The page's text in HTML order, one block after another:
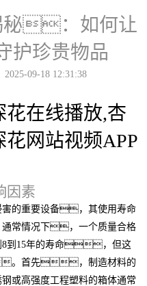
秘：如何让
护珍贵物品
2025-09-18 12:31:38
花在线播放,杏
网站视频APP
因素
害的重要设备，其使用寿命
常情况下，一个质量合格
8到15年的寿命，但这
。首先，制造材料的
高强度工程塑料的箱体通常